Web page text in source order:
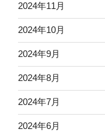
2024年11月
2024年10月
2024年9月
2024年8月
2024年7月
2024年6月